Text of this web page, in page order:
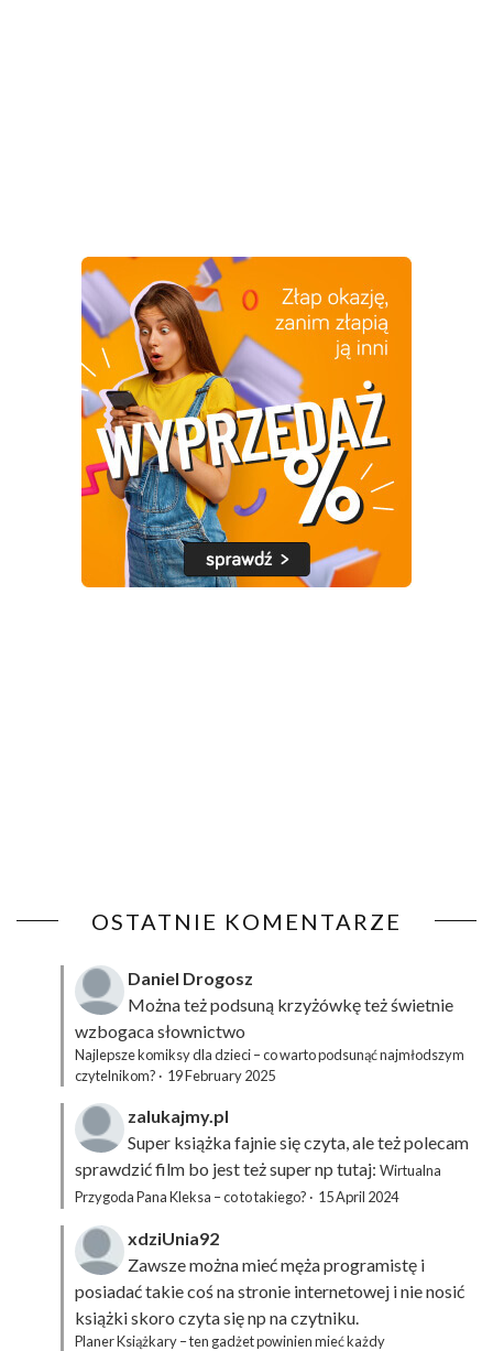
OSTATNIE KOMENTARZE
Daniel Drogosz
Można też podsuną krzyżówkęteż świetnie
wzbogaca słownictwo
Najlepsze komiksy dla dzieci – co warto podsunąć najmłodszym
czytelnikom? · 19 February 2025
zalukajmy.pl
Super książka fajnie się czyta, ale też polecam
sprawdzić film bo jest też super np tutaj: Wirtualna
Przygoda Pana Kleksa – co to takiego? · 15 April 2024
xdziUnia92
Zawsze można mieć męża programistę i
posiadać takie coś na stronie internetowej i nie nosić
książki skoro czyta się np na czytniku.
Planer Książkary – ten gadżet powinien mieć każdy